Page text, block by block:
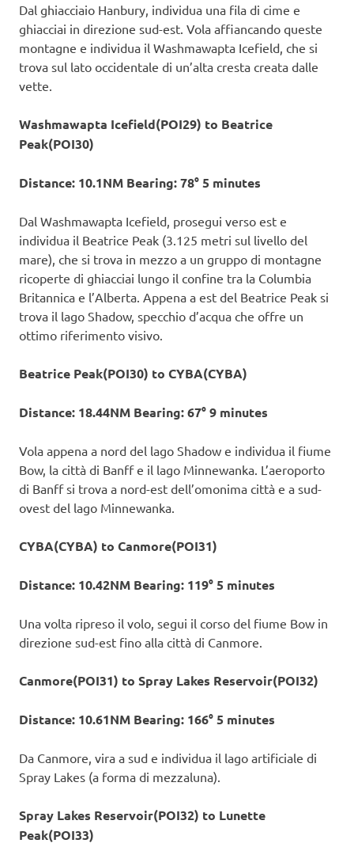
Dal ghiacciaio Hanbury, individua una fila di cime e
ghiacciai in direzione sud-est. Vola affiancando queste
montagne e individua il Washmawapta Icefield, che si
trova sul lato occidentale di un’alta cresta creata dalle
vette.
Washmawapta Icefield(POI29) to Beatrice
Peak(POI30)
Distance: 10.1NM Bearing: 78° 5 minutes
Dal Washmawapta Icefield, prosegui verso est e
individua il Beatrice Peak (3.125 metri sul livello del
mare), che si trova in mezzo a un gruppo di montagne
ricoperte di ghiacciai lungo il confine tra la Columbia
Britannica e l’Alberta. Appena a est del Beatrice Peak si
trova il lago Shadow, specchio d’acqua che offre un
ottimo riferimento visivo.
Beatrice Peak(POI30) to CYBA(CYBA)
Distance: 18.44NM Bearing: 67° 9 minutes
Vola appena a nord del lago Shadow e individua il fiume
Bow, la città di Banff e il lago Minnewanka. L’aeroporto
di Banff si trova a nord-est dell’omonima città e a sud-
ovest del lago Minnewanka.
CYBA(CYBA) to Canmore(POI31)
Distance: 10.42NM Bearing: 119° 5 minutes
Una volta ripreso il volo, segui il corso del fiume Bow in
direzione sud-est fino alla città di Canmore.
Canmore(POI31) to Spray Lakes Reservoir(POI32)
Distance: 10.61NM Bearing: 166° 5 minutes
Da Canmore, vira a sud e individua il lago artificiale di
Spray Lakes (a forma di mezzaluna).
Spray Lakes Reservoir(POI32) to Lunette
Peak(POI33)